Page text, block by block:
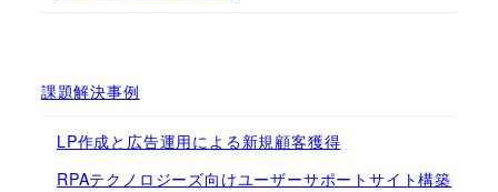
課題解決事例
LP作成と広告運用による新規顧客獲得
RPAテクノロジーズ向けユーザーサポートサイト構築